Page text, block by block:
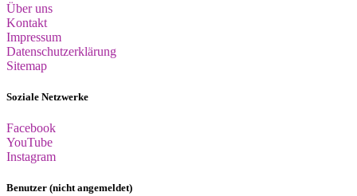
Über uns
Kontakt
Impressum
Datenschutzerklärung
Sitemap
Soziale Netzwerke
Facebook
YouTube
Instagram
Benutzer (nicht angemeldet)